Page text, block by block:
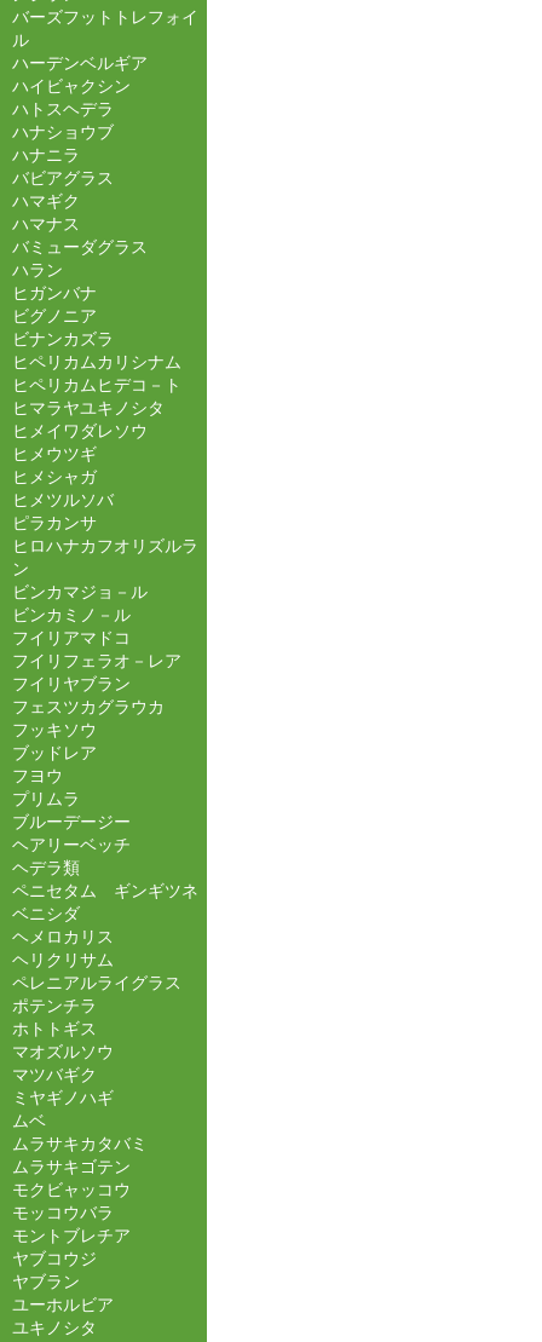
バーズフットトレフォイ
ル
ハーデンベルギア
ハイビャクシン
ハトスヘデラ
ハナショウブ
ハナニラ
バビアグラス
ハマギク
ハマナス
バミューダグラス
ハラン
ヒガンバナ
ビグノニア
ビナンカズラ
ヒペリカムカリシナム
ヒペリカムヒデコ－ト
ヒマラヤユキノシタ
ヒメイワダレソウ
ヒメウツギ
ヒメシャガ
ヒメツルソバ
ピラカンサ
ヒロハナカフオリズルラ
ン
ビンカマジョ－ル
ビンカミノ－ル
フイリアマドコ
フイリフェラオ－レア
フイリヤブラン
フェスツカグラウカ
フッキソウ
ブッドレア
フヨウ
プリムラ
ブルーデージー
ヘアリーベッチ
ヘデラ類
ペニセタム ギンギツネ
ベニシダ
ヘメロカリス
ヘリクリサム
ペレニアルライグラス
ポテンチラ
ホトトギス
マオズルソウ
マツバギク
ミヤギノハギ
ムベ
ムラサキカタバミ
ムラサキゴテン
モクビャッコウ
モッコウバラ
モントブレチア
ヤブコウジ
ヤブラン
ユーホルビア
ユキノシタ